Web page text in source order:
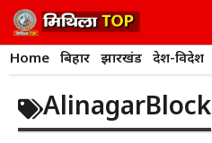
Skip
to
content
Home बिहार झारखंड देश-विदेश
AlinagarBlock